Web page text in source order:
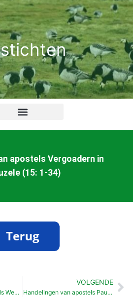
apostels Vergoadern in
(15: 1-34)
Handelingen van apostels Weerom noar Antiochie (14:20-28)
VOLGENDE
Handelingen van apostels Paulus en Bárnabas oet nkander (15:35-40)